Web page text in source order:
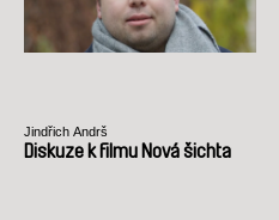
Jindřich Andrš
Diskuze k filmu Nová šichta